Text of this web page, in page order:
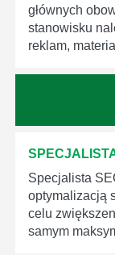
głównych
stanowisku
reklam,
Specjalista
optymalizacją
celu
samym